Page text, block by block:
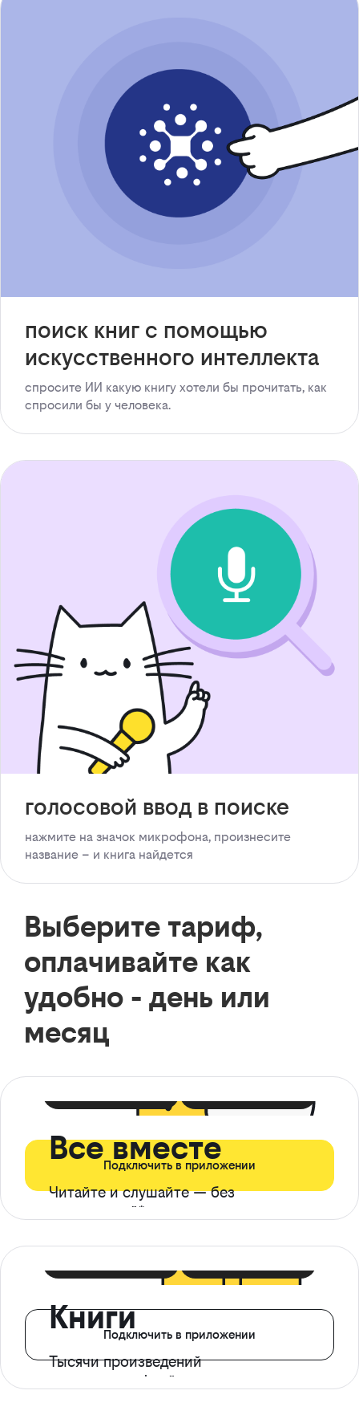
поиск книг с помощью
искусственного интеллекта
спросите ИИ какую книгу хотели бы прочитать, как
спросили бы у человека.
голосовой ввод в поиске
нажмите на значок микрофона, произнесите
название – и книга найдется
Выберите тариф,
оплачивайте как
удобно - день или
месяц
Все вместе
Читайте и слушайте — без
ограничений*
Подключить в приложении
Книги
Тысячи произведений
с доступом офлайн
Подключить в приложении